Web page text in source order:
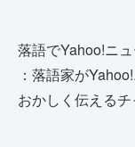
落語でYahoo!ニ
：落語家が
おかしく伝えるチ